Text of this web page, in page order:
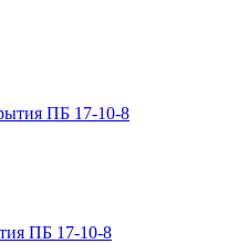
ПБ 17-10-8